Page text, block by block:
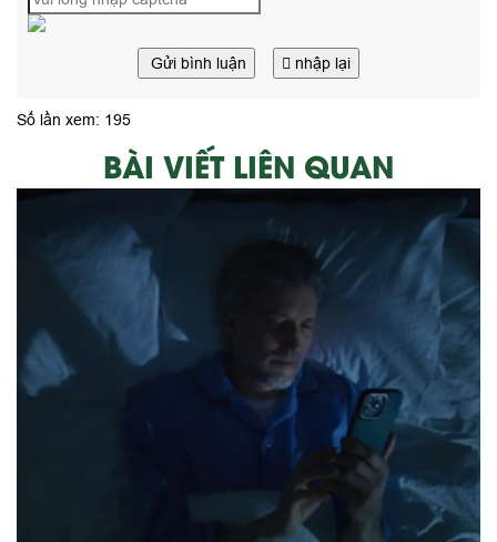
Gửi bình luận nhập lại
Số lần xem: 195
BÀI VIẾT LIÊN QUAN